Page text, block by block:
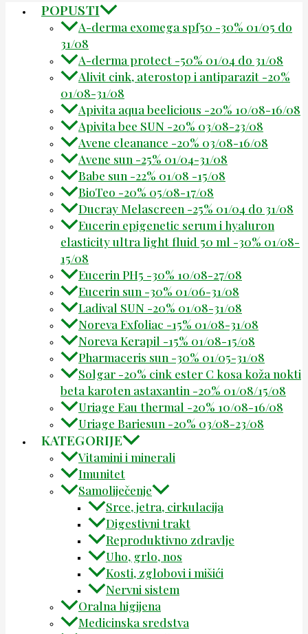
POPUSTI
A-derma exomega spf50 -30% 01/05 do
31/08
A-derma protect -50% 01/04 do 31/08
Alivit cink, aterostop i antiparazit -20%
01/08-31/08
Apivita aqua beelicious -20% 10/08-16/08
Apivita bee SUN -20% 03/08-23/08
Avene cleanance -20% 03/08-16/08
Avene sun -25% 01/04-31/08
Babe sun -22% 01/08 -15/08
BioTeo -20% 05/08-17/08
Ducray Melascreen -25% 01/04 do 31/08
Eucerin epigenetic serum i hyaluron
elasticity ultra light fluid 50 ml -30% 01/08-
15/08
Eucerin PH5 -30% 10/08-27/08
Eucerin sun -30% 01/06-31/08
Ladival SUN -20% 01/08-31/08
Noreva Exfoliac -15% 01/08-31/08
Noreva Kerapil -15% 01/08-15/08
Pharmaceris sun -30% 01/05-31/08
Solgar -20% cink ester C kosa koža nokti
beta karoten astaxantin -20% 01/08/15/08
Uriage Eau thermal -20% 10/08-16/08
Uriage Bariesun -20% 03/08-23/08
KATEGORIJE
Vitamini i minerali
Imunitet
Samoliječenje
Srce, jetra, cirkulacija
Digestivni trakt
Reproduktivno zdravlje
Uho, grlo, nos
Kosti, zglobovi i mišići
Nervni sistem
Oralna higijena
Medicinska sredstva